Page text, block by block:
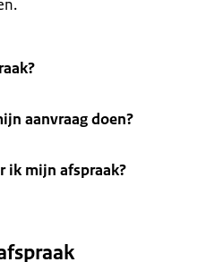
aanvraag doen?
ik mijn afspraak?